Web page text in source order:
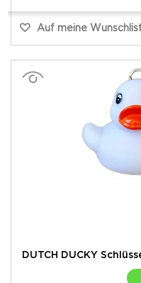
Auf meine
DUTCH DUCKY